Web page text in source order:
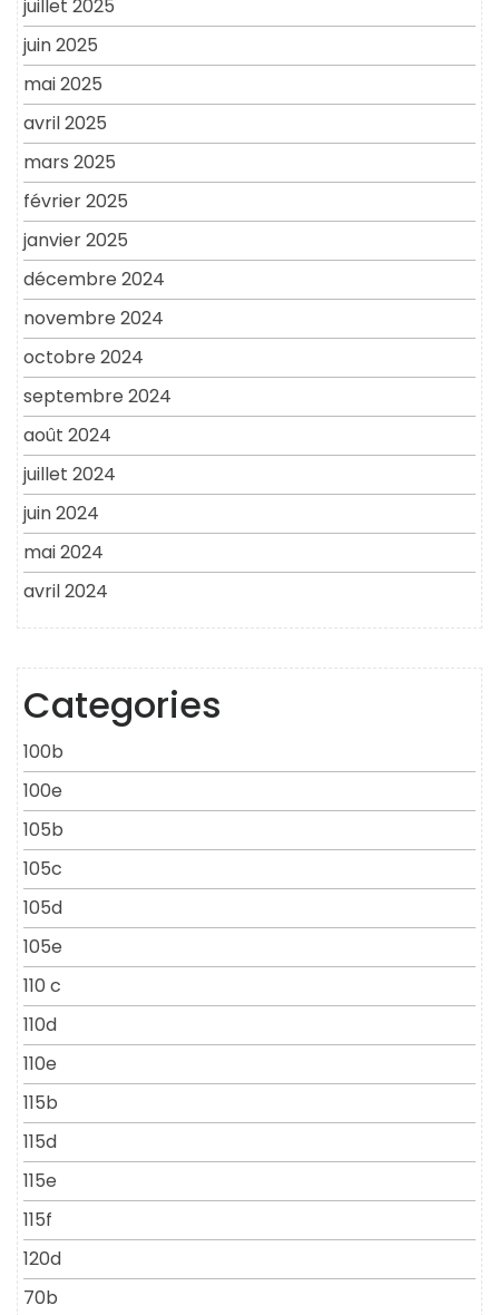
juillet 2025
juin 2025
mai 2025
avril 2025
mars 2025
février 2025
janvier 2025
décembre 2024
novembre 2024
octobre 2024
septembre 2024
août 2024
juillet 2024
juin 2024
mai 2024
avril 2024
Categories
100b
100e
105b
105c
105d
105e
110 c
110d
110e
115b
115d
115e
115f
120d
70b